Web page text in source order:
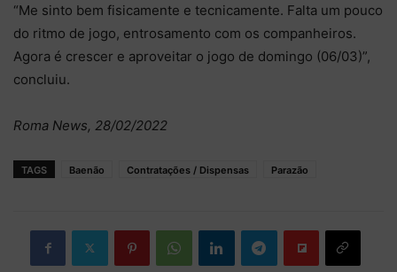
“Me sinto bem fisicamente e tecnicamente. Falta um pouco
do ritmo de jogo, entrosamento com os companheiros.
Agora é crescer e aproveitar o jogo de domingo (06/03)”,
concluiu.
Roma News, 28/02/2022
TAGS Baenão Contratações / Dispensas Parazão